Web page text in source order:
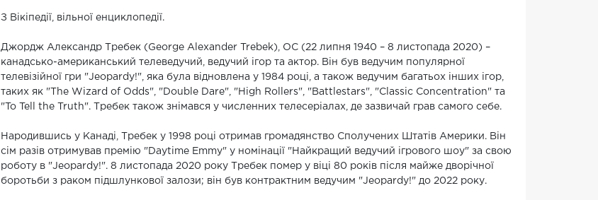
З Вікіпедії, вільної енциклопедії.
Джордж Александр Требек (George Alexander Trebek), OC (22 липня 1940 – 8 листопада 2020) –
канадсько-американський телеведучий, ведучий ігор та актор. Він був ведучим популярної
телевізійної гри "Jeopardy!", яка була відновлена у 1984 році, а також ведучим багатьох інших ігор,
таких як "The Wizard of Odds", "Double Dare", "High Rollers", "Battlestars", "Classic Concentration" та
"To Tell the Truth". Требек також знімався у численних телесеріалах, де зазвичай грав самого себе.
Народившись у Канаді, Требек у 1998 році отримав громадянство Сполучених Штатів Америки. Він
сім разів отримував премію "Daytime Emmy" у номінації "Найкращий ведучий ігрового шоу" за свою
роботу в "Jeopardy!". 8 листопада 2020 року Требек помер у віці 80 років після майже дворічної
боротьби з раком підшлункової залози; він був контрактним ведучим "Jeopardy!" до 2022 року.